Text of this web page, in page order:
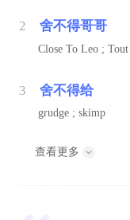
2 舍不得哥哥
Close To Leo ;
3 舍不得给
grudge ; skimp
查看更多